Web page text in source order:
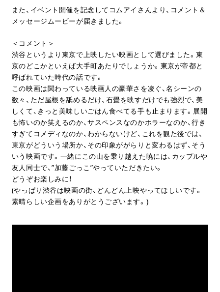
また、イベント開催を記念してコムアイさんより、コメント＆
メッセージムービーが届きました。
＜コメント＞
渋谷というより東京で上映したい映画として選びました。東
京のどこかといえば大手町あたりでしょうか。東京が帝都と
呼ばれていた時代の話です。
この映画は関わっている映画人の豪華さを凌ぐ、名シーンの
数々、ただ屋根を舐めるだけ、石畳を映すだけでも強烈で、美
しくて、きっと美味しいごはん食べてる手も止まります。展開
も怖いのか笑えるのか、サスペンスなのかホラーなのか、行き
すぎてコメディなのか、わからないけど、これを観た後では、
東京がどういう場所か、その印象ががらりと変わるはず、そう
いう映画です。一緒にこの山を乗り越えた暁には、カップルや
友人同士で、”加藤ごっこ”やっていただきたい。
どうぞお楽しみに！
(やっぱり渋谷は映画の街、どんどん上映やってほしいです。
素晴らしい企画をありがとうございます。)